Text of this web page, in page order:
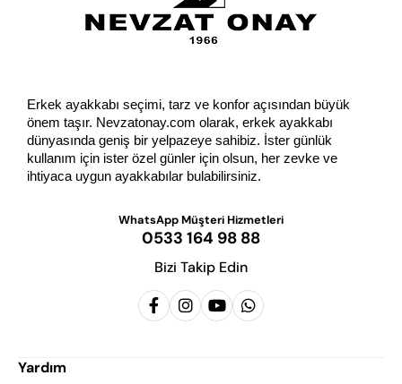
Erkek ayakkabı seçimi, tarz ve konfor açısından büyük
önem taşır. Nevzatonay.com olarak, erkek ayakkabı
dünyasında geniş bir yelpazeye sahibiz. İster günlük
kullanım için ister özel günler için olsun, her zevke ve
ihtiyaca uygun ayakkabılar bulabilirsiniz.
WhatsApp Müşteri Hizmetleri
0533 164 98 88
Bizi Takip Edin
Yardım